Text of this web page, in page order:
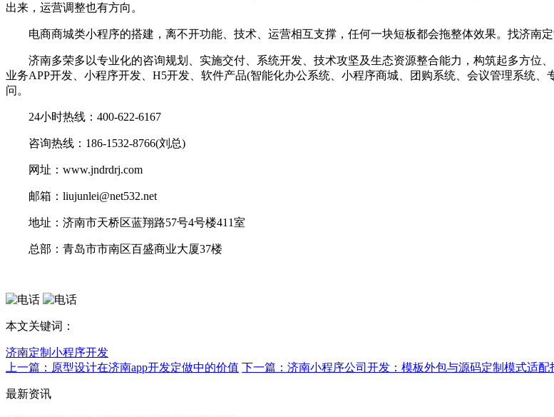
出来，运营调整也有方向。
电商商城类小程序的搭建，离不开功能、技术、运营相互支撑，任何一块短板都会拖整体效果。找济南定
济南多荣多以专业化的咨询规划、实施交付、系统开发、技术攻坚及生态资源整合能力，构筑起多方位
业务APP开发、小程序开发、H5开发、软件产品(智能化办公系统、小程序商城、团购系统、会议管理系统
问。
24小时热线：400-622-6167
咨询热线：186-1532-8766(刘总)
网址：www.jndrdrj.com
邮箱：liujunlei@net532.net
地址：济南市天桥区蓝翔路57号4号楼411室
总部：青岛市市南区百盛商业大厦37楼
本文关键词：
济南定制小程序开发
上一篇：原型设计在济南app开发定做中的价值 下一篇：济南小程序公司开发：模板外包与源码定制模式适配
最新资讯